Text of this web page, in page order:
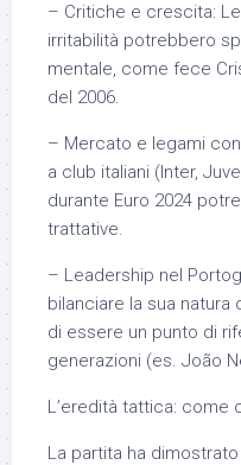
– Critiche e crescita:
irritabilità potrebbero
mentale, come fece
del 2006.
– Mercato e legami con
a club italiani (Inter,
durante Euro 2024
trattative.
– Leadership nel
bilanciare la sua
di essere un punto di
generazioni (es. João
L’eredità tattica: come
La partita ha